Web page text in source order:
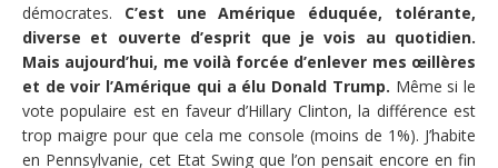
démocrates. C’est une Amérique éduquée, tolérante,
diverse et ouverte d’esprit que je vois au quotidien.
Mais aujourd’hui, me voilà forcée d’enlever mes œillères
et de voir l’Amérique qui a élu Donald Trump. Même si le
vote populaire est en faveur d’Hillary Clinton, la différence est
trop maigre pour que cela me console (moins de 1%). J’habite
en Pennsylvanie, cet Etat Swing que l’on pensait encore en fin